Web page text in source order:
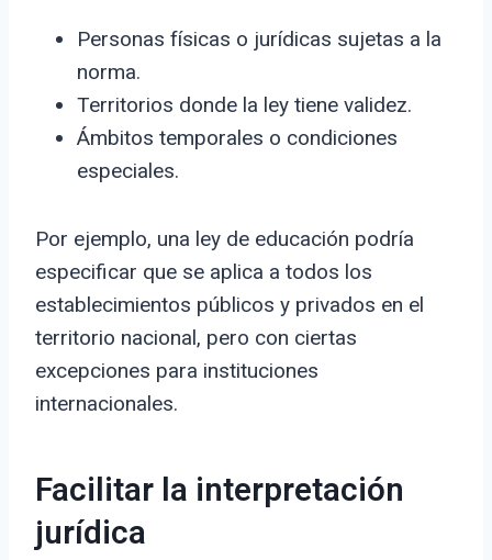
Personas físicas o jurídicas sujetas a la
norma.
Territorios donde la ley tiene validez.
Ámbitos temporales o condiciones
especiales.
Por ejemplo, una ley de educación podría
especificar que se aplica a todos los
establecimientos públicos y privados en el
territorio nacional, pero con ciertas
excepciones para instituciones
internacionales.
Facilitar la interpretación
jurídica